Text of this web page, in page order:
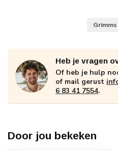
Grimms
Heb je vragen
Of heb je hulp
of mail gerust
6 83 41 7554.
Door jou bekeken